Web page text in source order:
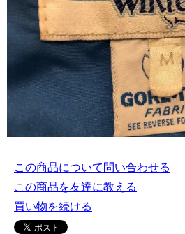
この商品について問い合わせる
この商品を友達に教える
買い物を続ける